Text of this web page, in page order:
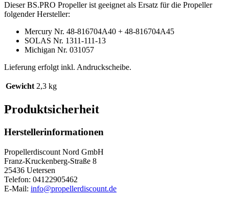
Dieser BS.PRO Propeller ist geeignet als Ersatz für die Propeller
folgender Hersteller:
Mercury Nr. 48-816704A40 + 48-816704A45
SOLAS Nr. 1311-111-13
Michigan Nr. 031057
Lieferung erfolgt inkl. Andruckscheibe.
Gewicht 2,3 kg
Produktsicherheit
Herstellerinformationen
Propellerdiscount Nord GmbH
Franz-Kruckenberg-Straße 8
25436 Uetersen
Telefon: 04122905462
E-Mail: info@propellerdiscount.de